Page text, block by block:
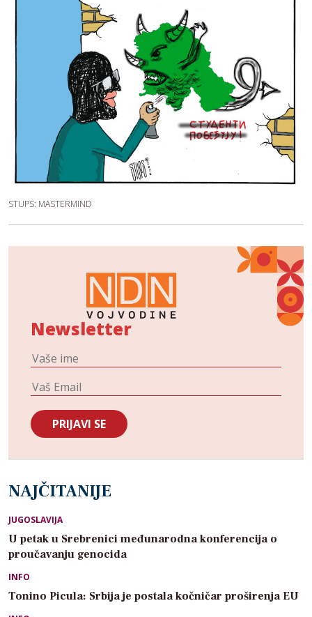
STUPS: MASTERMIND
Newsletter
NAJČITANIJE
JUGOSLAVIJA
U petak u Srebrenici međunarodna konferencija o
proučavanju genocida
INFO
Tonino Picula: Srbija je postala kočničar proširenja EU